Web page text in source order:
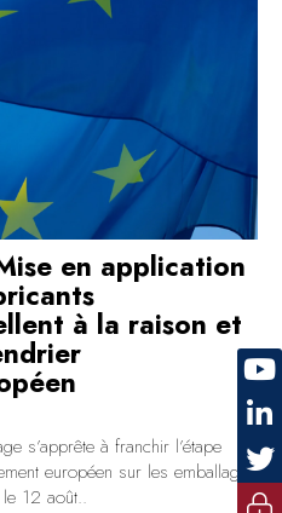
en application
à la raison et
s’apprête à franchir l’étape
européen sur les emballages
le 12 août..